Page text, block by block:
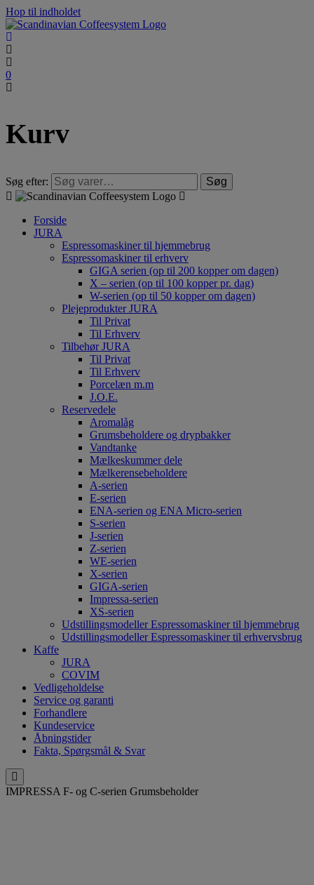
Hop til indholdet
0
Kurv
Søg efter: Søg
Forside
JURA
Espressomaskiner til hjemmebrug
Espressomaskiner til erhverv
GIGA serien (op til 200 kopper om dagen)
X – serien (op til 100 kopper pr. dag)
W-serien (op til 50 kopper om dagen)
Plejeprodukter JURA
Til Privat
Til Erhverv
Tilbehør JURA
Til Privat
Til Erhverv
Porcelæn m.m
J.O.E.
Reservedele
Aromalåg
Grumsbeholdere og drypbakker
Vandtanke
Mælkeskummer dele
Mælkerensebeholdere
A-serien
E-serien
ENA-serien og ENA Micro-serien
S-serien
J-serien
Z-serien
WE-serien
X-serien
GIGA-serien
Impressa-serien
XS-serien
Udstillingsmodeller Espressomaskiner til hjemmebrug
Udstillingsmodeller Espressomaskiner til erhvervsbrug
Kaffe
JURA
COVIM
Vedligeholdelse
Service og garanti
Forhandlere
Kundeservice
Åbningstider
Fakta, Spørgsmål & Svar
IMPRESSA F- og C-serien Grumsbeholder